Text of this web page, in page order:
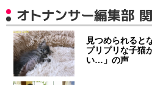
オトナンサー編集部
見つめられると
プリプリな子猫
い…」の声